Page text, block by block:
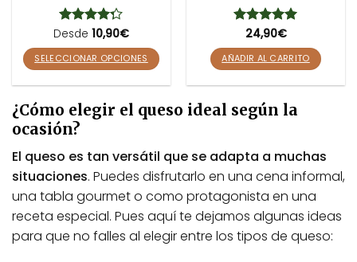
Valorado
con4.25
de 5
Desde 10,90€
SELECCIONAR OPCIONES
tiene
Las
opciones
se
pueden
elegir
en
Valorado
con5de 5
24,90€
AÑADIR AL CARRITO
¿Cómo elegir el queso ideal según la
ocasión?
El queso es tan versátil que se adapta a muchas
situaciones. Puedes disfrutarlo en una cena informal,
una tabla gourmet o como protagonista en una
receta especial. Pues aquí te dejamos algunas ideas
para que no falles al elegir entre los tipos de queso: